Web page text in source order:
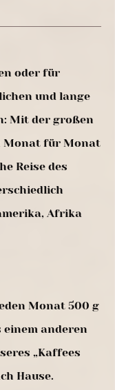
oder für
und lange
Mit der großen
Monat für Monat
Reise des
Afrika
Monat 500 g
anderen
„Kaffees
Hause.